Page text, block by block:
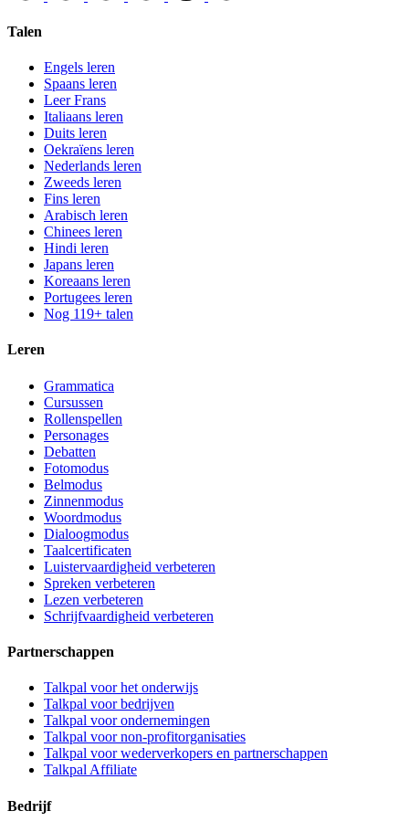
Talen
Engels leren
Spaans leren
Leer Frans
Italiaans leren
Duits leren
Oekraïens leren
Nederlands leren
Zweeds leren
Fins leren
Arabisch leren
Chinees leren
Hindi leren
Japans leren
Koreaans leren
Portugees leren
Nog 119+ talen
Leren
Grammatica
Cursussen
Rollenspellen
Personages
Debatten
Fotomodus
Belmodus
Zinnenmodus
Woordmodus
Dialoogmodus
Taalcertificaten
Luistervaardigheid verbeteren
Spreken verbeteren
Lezen verbeteren
Schrijfvaardigheid verbeteren
Partnerschappen
Talkpal voor het onderwijs
Talkpal voor bedrijven
Talkpal voor ondernemingen
Talkpal voor non-profitorganisaties
Talkpal voor wederverkopers en partnerschappen
Talkpal Affiliate
Bedrijf